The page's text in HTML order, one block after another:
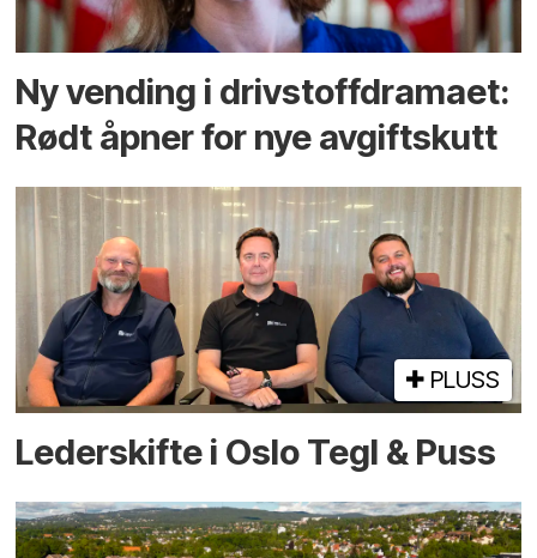
Ny vending i drivstoffdramaet:
Rødt åpner for nye avgiftskutt
PLUSS
Lederskifte i Oslo Tegl & Puss